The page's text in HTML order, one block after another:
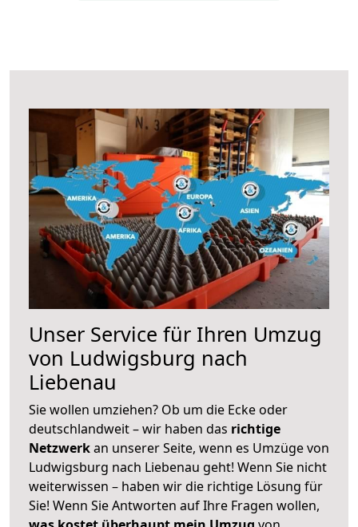
Unser Service für Ihren Umzug
von Ludwigsburg nach
Liebenau
Sie wollen umziehen? Ob um die Ecke oder
deutschlandweit – wir haben das richtige
Netzwerkan unserer Seite, wenn es Umzüge von
Ludwigsburg nach Liebenau geht! Wenn Sie nicht
weiterwissen – haben wir die richtige Lösung für
Sie! Wenn Sie Antworten auf Ihre Fragen wollen,